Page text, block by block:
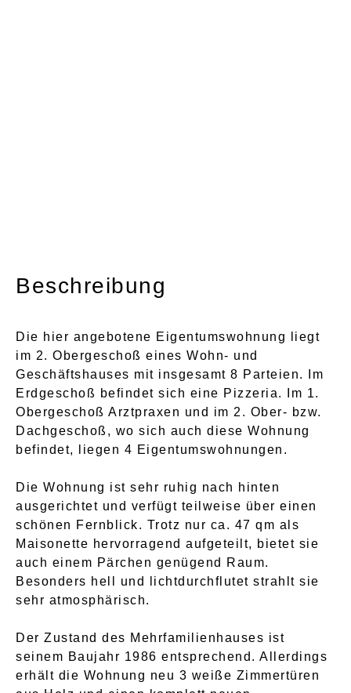
Beschreibung
Die hier angebotene Eigentumswohnung liegt
im 2. Obergeschoß eines Wohn- und
Geschäftshauses mit insgesamt 8 Parteien. Im
Erdgeschoß befindet sich eine Pizzeria. Im 1.
Obergeschoß Arztpraxen und im 2. Ober- bzw.
Dachgeschoß, wo sich auch diese Wohnung
befindet, liegen 4 Eigentumswohnungen.
Die Wohnung ist sehr ruhig nach hinten
ausgerichtet und verfügt teilweise über einen
schönen Fernblick. Trotz nur ca. 47 qm als
Maisonette hervorragend aufgeteilt, bietet sie
auch einem Pärchen genügend Raum.
Besonders hell und lichtdurchflutet strahlt sie
sehr atmosphärisch.
Der Zustand des Mehrfamilienhauses ist
seinem Baujahr 1986 entsprechend. Allerdings
erhält die Wohnung neu 3 weiße Zimmertüren